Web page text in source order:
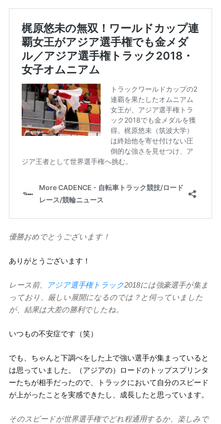
優勝おめでとうございます！
ありがとうございます！
レース前、 アジア選手権トラック2018には強豪選手が集ま
っており、厳しい展開になるのでは？と伺っていました
が、結果は大差の勝利でしたね。
いつもの不安症です（笑）
でも、ちゃんと下調べをした上で強い選手が集まっていると
は思っていました。（アジアの）ロードのトップスプリンタ
ーたちが相手だったので、トラックにおいて自分のスピード
が上がったことを実感できたし、成長したと思っています。
そのスピードが世界選手権でどれ程通用するか、楽しみで